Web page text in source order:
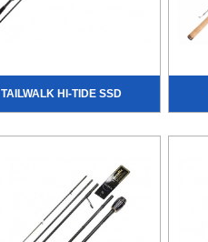
TAILWALK HI-TIDE SSD